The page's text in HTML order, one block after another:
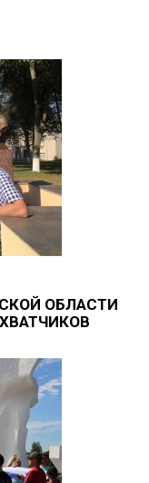
ОБЛАСТИ